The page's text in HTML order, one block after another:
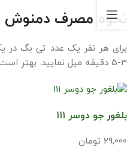
نحوه مصرف دمنوش به
برای هر نفر یک عدد تی بگ در
3-5 دقیقه میل نمایید. بهتر است 15 دقیقه بعد میل شود.
بلغور جو دوسر 111
29,000 تومان